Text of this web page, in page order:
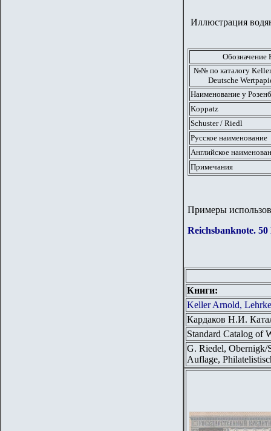
Иллюстрация
Обозначение
№№ по каталогу
Deutsche
Наименование у
Koppatz
Schuster / Riedl
Русское наименование
Английское
Примечания
Примеры
Reichsbanknote.
Книги:
Keller Arnold,
Кардаков Н.И.
Standard Catalog of
G. Riedel, Obernigk/
Auflage,